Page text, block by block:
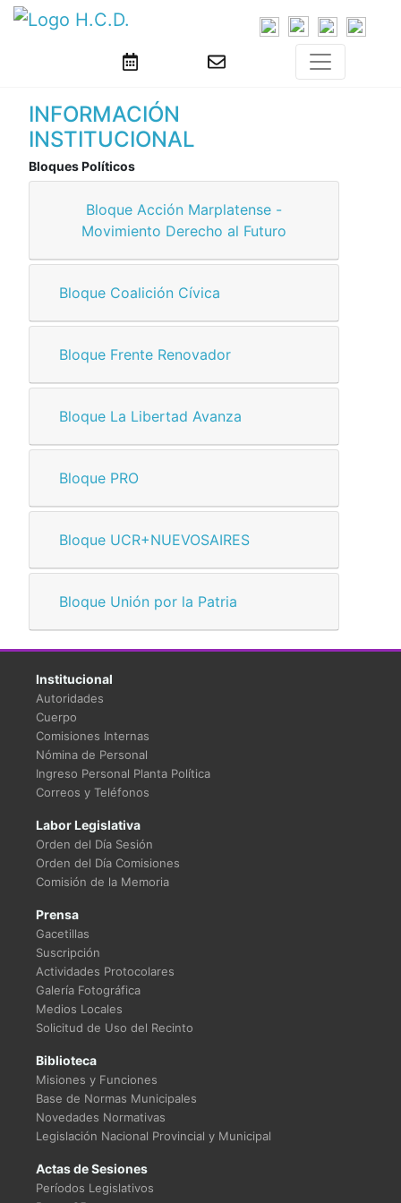
INFORMACIÓN
INSTITUCIONAL
Bloques Políticos
Bloque Acción Marplatense -
Movimiento Derecho al Futuro
Bloque Coalición Cívica
Bloque Frente Renovador
Bloque La Libertad Avanza
Bloque PRO
Bloque UCR+NUEVOSAIRES
Bloque Unión por la Patria
Institucional
Autoridades
Cuerpo
Comisiones Internas
Nómina de Personal
Ingreso Personal Planta Política
Correos y Teléfonos
Labor Legislativa
Orden del Día Sesión
Orden del Día Comisiones
Comisión de la Memoria
Prensa
Gacetillas
Suscripción
Actividades Protocolares
Galería Fotográfica
Medios Locales
Solicitud de Uso del Recinto
Biblioteca
Misiones y Funciones
Base de Normas Municipales
Novedades Normativas
Legislación Nacional Provincial y Municipal
Actas de Sesiones
Períodos Legislativos